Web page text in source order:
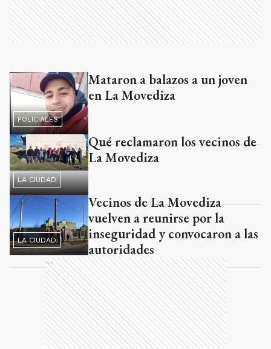
POLICIALES
Mataron a balazos a un joven
en La Movediza
LA CIUDAD
Qué reclamaron los vecinos de
La Movediza
LA CIUDAD
Vecinos de La Movediza
vuelven a reunirse por la
inseguridad y convocaron a las
autoridades
Ads